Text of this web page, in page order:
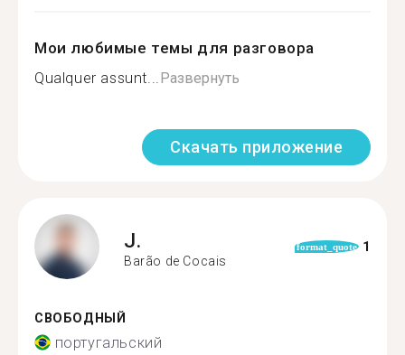
Мои любимые темы для разговора
Qualquer assunt...Развернуть
Скачать приложение
J.
Barão de Cocais
format_quote 1
СВОБОДНЫЙ
португальский